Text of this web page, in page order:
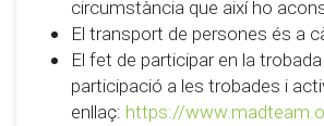
circumstància que així ho
El transport de persones és a
El fet de participar en la
participació a les trobades i
enllaç: https://